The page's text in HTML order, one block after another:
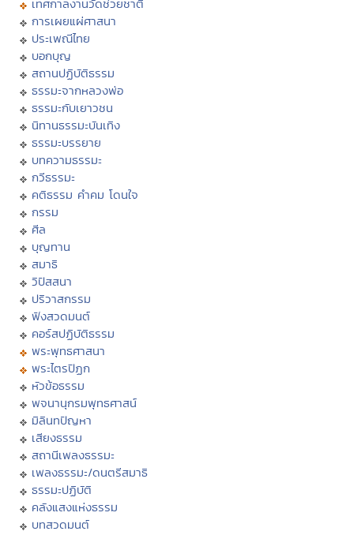
เทศกาลงานวัดช่วยชาติ
การเผยแผ่ศาสนา
ประเพณีไทย
บอกบุญ
สถานปฏิบัติธรรม
ธรรมะจากหลวงพ่อ
ธรรมะกับเยาวชน
นิทานธรรมะบันเทิง
ธรรมะบรรยาย
บทความธรรมะ
กวีธรรมะ
คติธรรม คำคม โดนใจ
กรรม
ศีล
บุญทาน
สมาธิ
วิปัสสนา
ปริวาสกรรม
ฟังสวดมนต์
คอร์สปฏิบัติธรรม
พระพุทธศาสนา
พระไตรปิฏก
หัวข้อธรรม
พจนานุกรมพุทธศาสน์
มิลินทปัญหา
เสียงธรรม
สถานีเพลงธรรมะ
เพลงธรรมะ/ดนตรีสมาธิ
ธรรมะปฏิบัติ
คลังแสงแห่งธรรม
บทสวดมนต์